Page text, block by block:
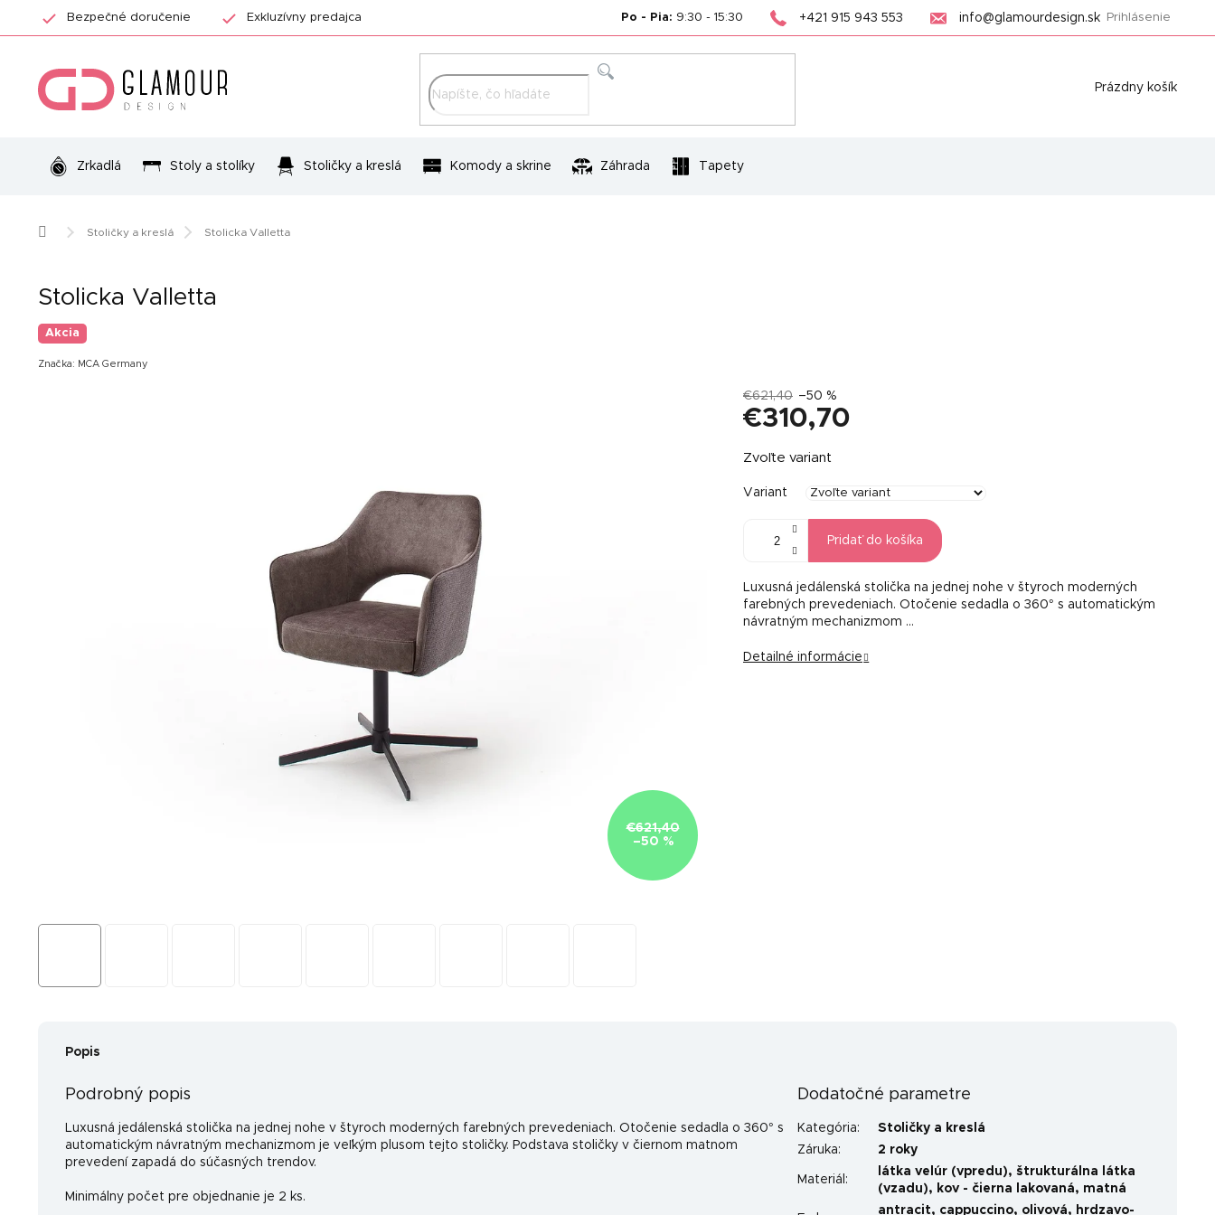
Bezpečné doručenie Exkluzívny predajca Po - Pia: 9:30 - 15:30 +421 915 943 553 info@glamourdesign.sk Prihlásenie
Nákupný
Prázdny košík
Zrkadlá Stoly a stolíky Stoličky a kreslá Komody a skrine Záhrada Tapety
DomovStoličky a kreslá Stolicka Valletta
Stolicka Valletta
Akcia
Značka: MCA Germany
€621,40
–50 %
€621,40 –50 %
€310,70
cena:
Zvoľte variant
Variant
Pridať do košíka
Luxusná jedálenská stolička na jednej nohe v štyroch moderných
farebných prevedeniach. Otočenie sedadla o 360° s automatickým
návratným mechanizmom …
Detailné informácie
Popis
Podrobný popis
Luxusná jedálenská stolička na jednej nohe v štyroch moderných farebných prevedeniach. Otočenie sedadla o 360° s
automatickým návratným mechanizmom je veľkým plusom tejto stoličky. Podstava stoličky v čiernom matnom
prevedení zapadá do súčasných trendov.
Minimálny počet pre objednanie je 2 ks.
Dodatočné parametre
Kategória:
Stoličky a kreslá
Záruka: 2 roky
Materiál :
látka velúr (vpredu), štrukturálna látka
(vzadu), kov - čierna lakovaná, matná
antracit, cappuccino, olivová, hrdzavo-